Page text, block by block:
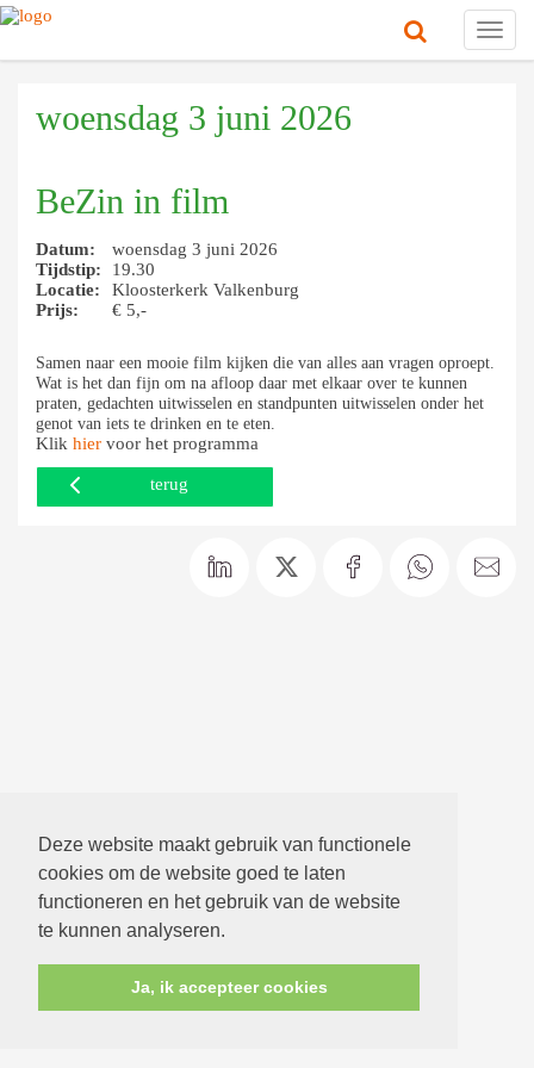
Deze website maakt gebruik van functionele
cookies om de website goed te laten
functioneren en het gebruik van de website
te kunnen analyseren.
Ja, ik accepteer cookies
woensdag 3 juni 2026
BeZin in film
Datum:
woensdag 3 juni 2026
Tijdstip:
19.30
Locatie:
Kloosterkerk Valkenburg
Prijs:
€ 5,-
Samen naar een mooie film kijken die van alles aan vragen oproept.
Wat is het dan fijn om na afloop daar met elkaar over te kunnen
praten, gedachten uitwisselen en standpunten uitwisselen onder het
genot van iets te drinken en te eten.
Klik hier voor het programma
terug